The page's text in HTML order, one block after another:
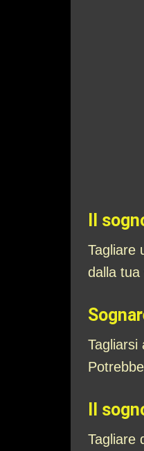
Il
Tagliare
dalla tua
Tagliarsi
Il
Tagliare